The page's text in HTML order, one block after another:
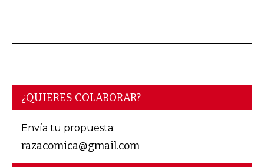
¿QUIERES COLABORAR?
Envía tu propuesta:
razacomica@gmail.com